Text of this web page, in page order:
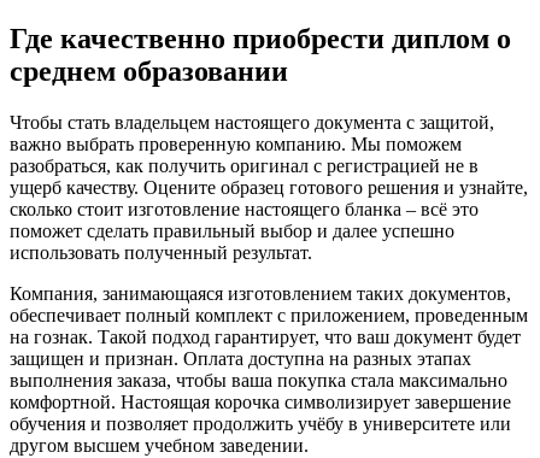
Где качественно приобрести диплом о
среднем образовании
Чтобы стать владельцем настоящего документа с защитой,
важно выбрать проверенную компанию. Мы поможем
разобраться, как получить оригинал с регистрацией не в
ущерб качеству. Оцените образец готового решения и узнайте,
сколько стоит изготовление настоящего бланка – всё это
поможет сделать правильный выбор и далее успешно
использовать полученный результат.
Компания, занимающаяся изготовлением таких документов,
обеспечивает полный комплект с приложением, проведенным
на гознак. Такой подход гарантирует, что ваш документ будет
защищен и признан. Оплата доступна на разных этапах
выполнения заказа, чтобы ваша покупка стала максимально
комфортной. Настоящая корочка символизирует завершение
обучения и позволяет продолжить учёбу в университете или
другом высшем учебном заведении.